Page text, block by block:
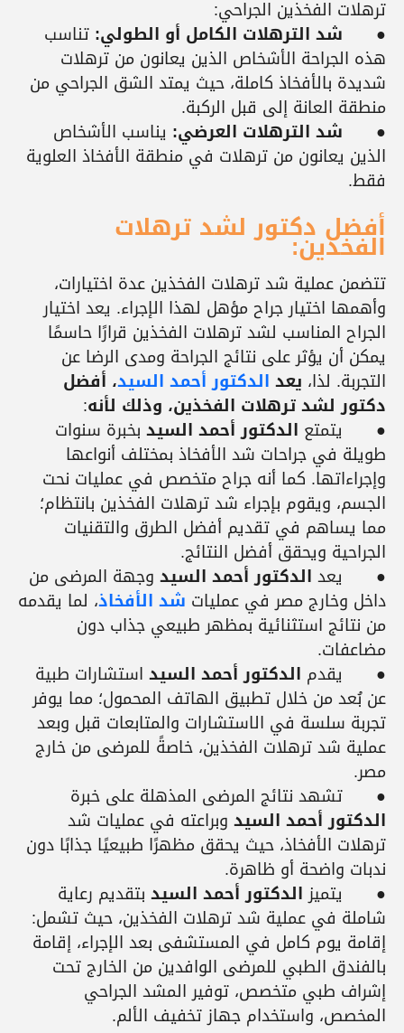
ترهلات الفخذين الجراحي:
● شد الترهلات الكامل أو الطولي: تناسب
هذه الجراحة الأشخاص الذين يعانون من ترهلات
شديدة بالأفخاذ كاملة، حيث يمتد الشق الجراحي من
منطقة العانة إلى قبل الركبة.
● شد الترهلات العرضي: يناسب الأشخاص
الذين يعانون من ترهلات في منطقة الأفخاذ العلوية
فقط.
أفضل دكتور لشد ترهلات
الفخذين:
تتضمن عملية شد ترهلات الفخذين عدة اختيارات،
وأهمها اختيار جراح مؤهل لهذا الإجراء. يعد اختيار
الجراح المناسب لشد ترهلات الفخذين قرارًا حاسمًا
يمكن أن يؤثر على نتائج الجراحة ومدى الرضا عن
التجربة. لذا، يعد الدكتور أحمد السيد، أفضل
دكتور لشد ترهلات الفخذين، وذلك لأنه:
● يتمتع الدكتور أحمد السيد بخبرة سنوات
طويلة في جراحات شد الأفخاذ بمختلف أنواعها
وإجراءاتها. كما أنه جراح متخصص في عمليات نحت
الجسم، ويقوم بإجراء شد ترهلات الفخذين بانتظام؛
مما يساهم في تقديم أفضل الطرق والتقنيات
الجراحية ويحقق أفضل النتائج.
● يعد الدكتور أحمد السيد وجهة المرضى من
داخل وخارج مصر في عمليات شد الأفخاذ، لما يقدمه
من نتائج استثنائية بمظهر طبيعي جذاب دون
مضاعفات.
● يقدم الدكتور أحمد السيد استشارات طبية
عن بُعد من خلال تطبيق الهاتف المحمول؛ مما يوفر
تجربة سلسة في الاستشارات والمتابعات قبل وبعد
عملية شد ترهلات الفخذين، خاصةً للمرضى من خارج
مصر.
● تشهد نتائج المرضى المذهلة على خبرة
الدكتور أحمد السيد وبراعته في عمليات شد
ترهلات الأفخاذ، حيث يحقق مظهرًا طبيعيًا جذابًا دون
ندبات واضحة أو ظاهرة.
● يتميزالدكتور أحمد السيد بتقديم رعاية
شاملة في عملية شد ترهلات الفخذين، حيث تشمل:
إقامة يوم كامل في المستشفى بعد الإجراء، إقامة
بالفندق الطبي للمرضى الوافدين من الخارج تحت
إشراف طبي متخصص، توفير المشد الجراحي
المخصص، واستخدام جهاز تخفيف الألم.